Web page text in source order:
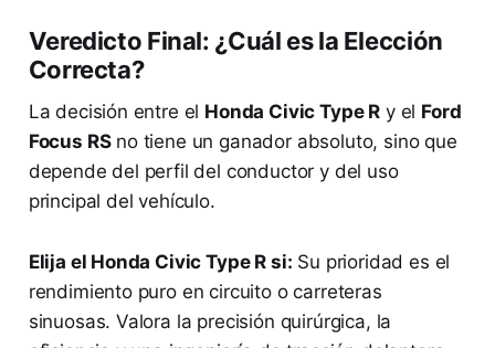
Veredicto Final: ¿Cuál es la Elección
Correcta?
La decisión entre el Honda Civic Type R y el Ford
Focus RSno tiene un ganador absoluto, sino que
depende del perfil del conductor y del uso
principal del vehículo.
Elija el Honda Civic Type R si: Su prioridad es el
rendimiento puro en circuito o carreteras
sinuosas. Valora la precisión quirúrgica, la